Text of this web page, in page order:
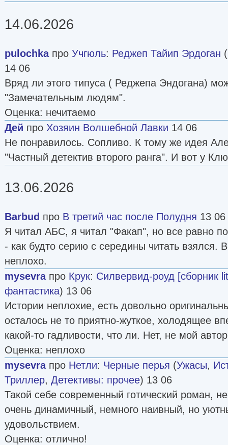
14.06.2026
pulochkaпро Учгюль: Реджеп Тайип Эрдоган (
14 06
Вряд ли этого типуса ( Реджепа Эндогана)
"Замечательным людям".
Оценка: нечитаемо
Дей про Хозяин Волшебной Лавки 14 06
Не понравилось. Сопливо. К тому же идея
"Частный детектив второго ранга". И вот у
13.06.2026
Barbud про В третий час после Полудня 13 06
Я читал АБС, я читал "Факап", но все равно
- как будто серию с середины читать взялся.
неплохо.
mysevraпро Крук: Силвервид-роуд [сборник
фантастика) 13 06
Истории неплохие, есть довольно
осталось не то приятно-жуткое, холодящее
какой-то гадливости, что ли. Нет, не мой
Оценка: неплохо
mysevraпро Нетли: Черные перья (Ужасы,
Триллер, Детективы: прочее) 13 06
Такой себе современный готический роман,
очень динамичный, немного наивный, но
удовольствием.
Оценка: отлично!